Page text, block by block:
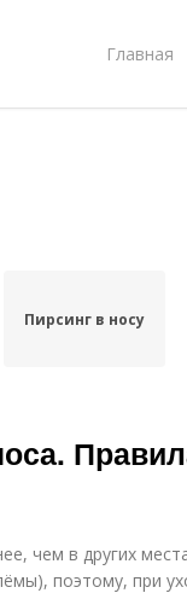
Главная
Пирсинг в носу
чем в других
поэтому, при